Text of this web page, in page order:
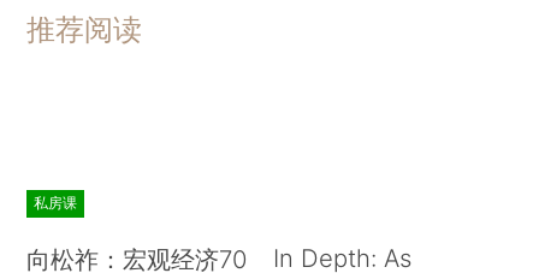
推荐阅读
私房课
向松祚：宏观经济70
In Depth: As